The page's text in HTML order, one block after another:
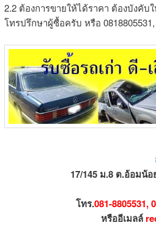
2.2 ต้องการขายให้ได้ราคา ต้องบังคั
โทรปรึกษาผู้ซื้อครับ หรือ 0818805531,
17/145 ม.8 ต.อ้อมน้
โทร.081-8805531,
หรืออีเมลล์